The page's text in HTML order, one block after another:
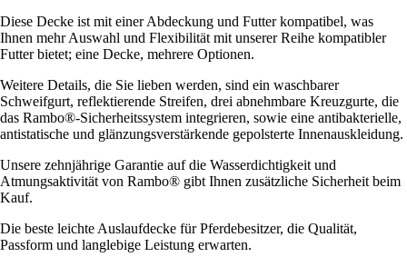
Diese Decke ist mit einer Abdeckung und Futter kompatibel, was
Ihnen mehr Auswahl und Flexibilität mit unserer Reihe kompatibler
Futter bietet; eine Decke, mehrere Optionen.
Weitere Details, die Sie lieben werden, sind ein waschbarer
Schweifgurt, reflektierende Streifen, drei abnehmbare Kreuzgurte, die
das Rambo®-Sicherheitssystem integrieren, sowie eine antibakterielle,
antistatische und glänzungsverstärkende gepolsterte Innenauskleidung.
Unsere zehnjährige Garantie auf die Wasserdichtigkeit und
Atmungsaktivität von Rambo® gibt Ihnen zusätzliche Sicherheit beim
Kauf.
Die beste leichte Auslaufdecke für Pferdebesitzer, die Qualität,
Passform und langlebige Leistung erwarten.